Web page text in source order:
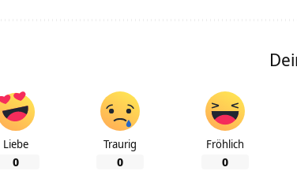
Liebe
0
Traurig
0
Fröhlich
0